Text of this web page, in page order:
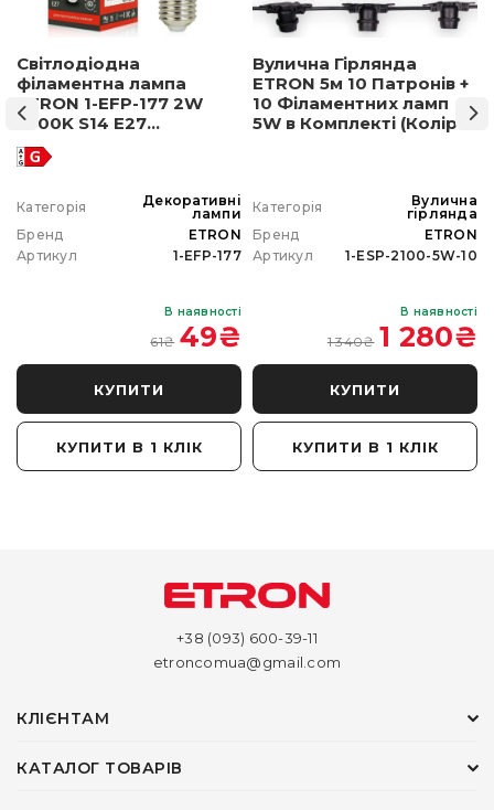
Світлодіодна
філаментна лампа
ETRON 1-EFP-177 2W
2500K S14 E27
позолочене скло
Категорія
Декоративні
лампи
Бренд
ETRON
Артикул
1-EFP-177
В наявності
61₴ 49₴
КУПИТИ
КУПИТИ В 1 КЛІК
Вулична Гірлянда
ETRON 5м 10 Патронів +
10 Філаментних ламп
5W в Комплекті (Колір
Категорія
Вулична
гірлянда
Бренд
ETRON
Артикул
1-ESP-2100-5W-10
В наявності
1 340₴ 1 280₴
КУПИТИ
КУПИТИ В 1 КЛІК
+38 (093) 600-39-11
etroncomua@gmail.com
КЛІЄНТАМ
КАТАЛОГ ТОВАРІВ